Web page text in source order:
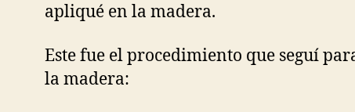
apliqué en la madera.
Este fue el procedimiento que seguí
la madera: